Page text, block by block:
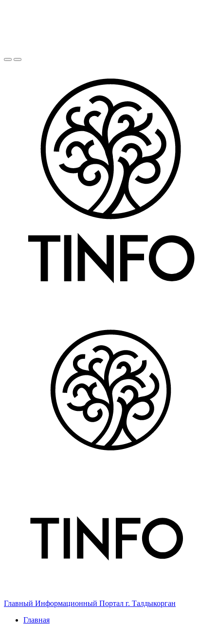
Главный Информационный Портал г. Талдыкорган
Главная